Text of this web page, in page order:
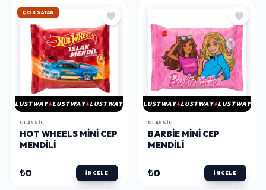
HIZLI KARGO
LUSTWAY LUSTWAY LUSTWAY
CLASSIC
HOT WHEELS MINI CEP
MENDILI
₺0 İNCELE
LUSTWAY LUSTWAY LUSTWAY
CLASSIC
BARBIE MINI CEP
MENDILI
₺0 İNCELE